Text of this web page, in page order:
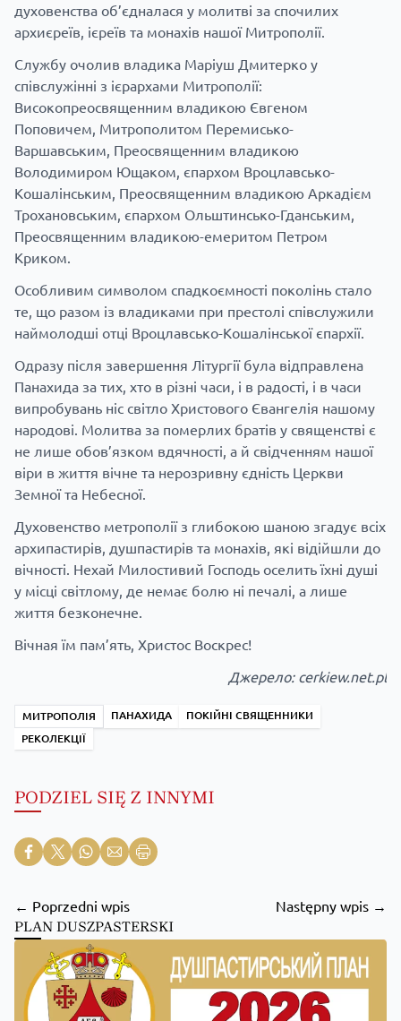
духовенства об’єдналася у молитві за спочилих
архиєреїв, ієреїв та монахів нашої Митрополії.
Службу очолив владика Маріуш Дмитерко у
співслужінні з ієрархами Митрополії:
Високопреосвященним владикою Євгеном
Поповичем, Митрополитом Перемисько-
Варшавським, Преосвященним владикою
Володимиром Ющаком, єпархом Вроцлавсько-
Кошалінським, Преосвященним владикою Аркадієм
Трохановським, єпархом Ольштинсько-Гданським,
Преосвященним владикою-емеритом Петром
Криком.
Особливим символом спадкоємності поколінь стало
те, що разом із владиками при престолі співслужили
наймолодші отці Вроцлавсько-Кошалінської єпархії.
Одразу після завершення Літургії була відправлена
Панахида за тих, хто в різні часи, і в радості, і в часи
випробувань ніс світло Христового Євангелія нашому
народові. Молитва за померлих братів у священстві є
не лише обов’язком вдячності, а й свідченням нашої
віри в життя вічне та нерозривну єдність Церкви
Земної та Небесної.
Духовенство метрополії з глибокою шаною згадує всіх
архипастирів, душпастирів та монахів, які відійшли до
вічності. Нехай Милостивий Господь оселить їхні душі
у місці світлому, де немає болю ні печалі, а лише
життя безконечне.
Вічная їм пам’ять, Христос Воскрес!
Джерело: cerkiew.net.pl
МИТРОПОЛІЯ ПАНАХИДА
ПОКІЙНІ СВЯЩЕННИКИ
РЕКОЛЕКЦІЇ
PODZIEL SIĘ Z INNYMI
← Poprzedni wpis Następny wpis →
PLAN DUSZPASTERSKI